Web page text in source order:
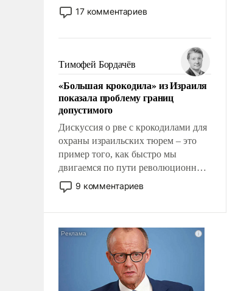
политические прожекты будут
безусловно оплачиваться за счет
где Еревану за свои поступки не
нужно отвечать.
17 комментариев
Тимофей Бордачёв
«Большая крокодила» из Израиля
показала проблему границ
допустимого
Дискуссия о рве с крокодилами для
охраны израильских тюрем – это
пример того, как быстро мы
двигаемся по пути революционных
изменений. То, что несколько лет
назад было образом для
9 комментариев